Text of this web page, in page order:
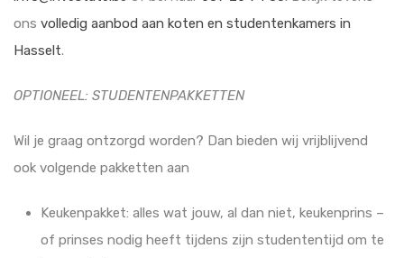
ons volledig aanbod aan koten en studentenkamers in
Hasselt.
OPTIONEEL: STUDENTENPAKKETTEN
Wil je graag ontzorgd worden? Dan bieden wij vrijblijvend
ook volgende pakketten aan
Keukenpakket: alles wat jouw, al dan niet, keukenprins –
of prinses nodig heeft tijdens zijn studententijd om te